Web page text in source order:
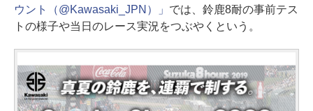
ウント（@Kawasaki_JPN）」 では、鈴鹿8耐の事前テス
トの様子や当日のレース実況をつぶやくという。